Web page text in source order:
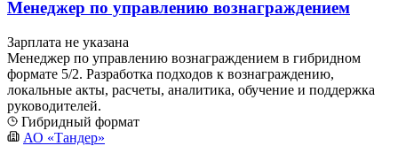
Менеджер по управлению вознаграждением
Зарплата не указана
Менеджер по управлению вознаграждением в гибридном
формате 5/2. Разработка подходов к вознаграждению,
локальные акты, расчеты, аналитика, обучение и поддержка
руководителей.
Гибридный формат
АО «Тандер»